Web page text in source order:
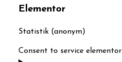
Elementor
Statistik (anonym)
Consent to service elementor